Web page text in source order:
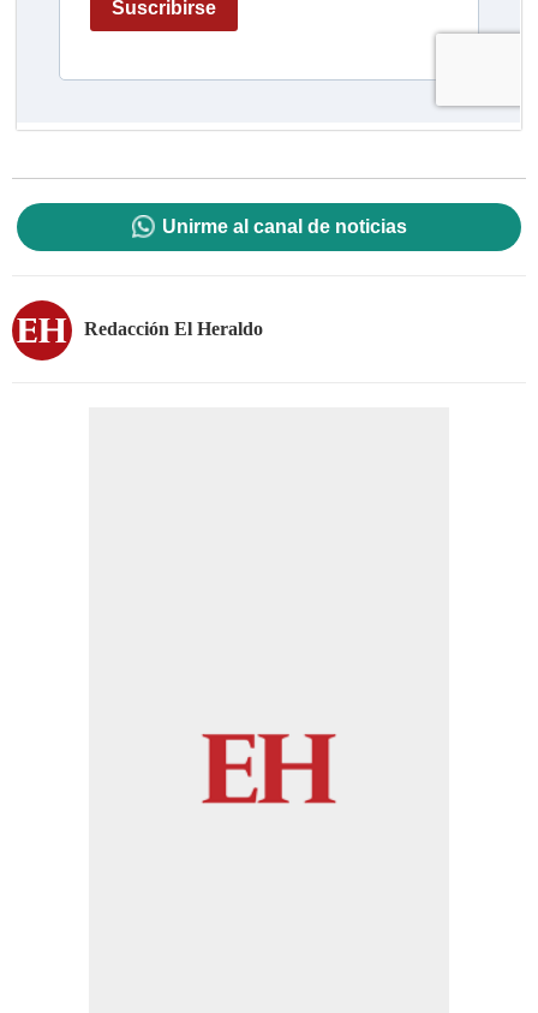
Unirme al canal de noticias
Redacción El Heraldo